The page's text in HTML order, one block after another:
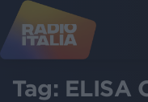
Tag: ELISA